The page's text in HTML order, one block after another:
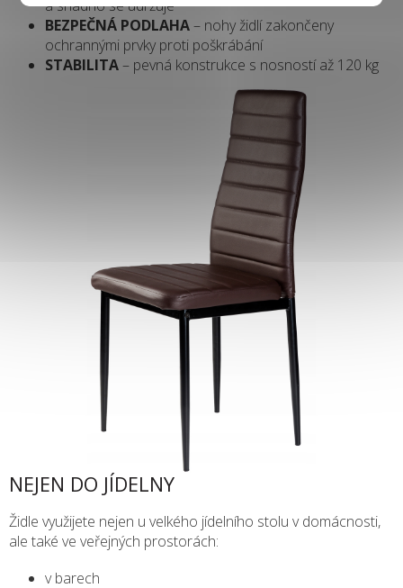
a snadno se udržuje
BEZPEČNÁ PODLAHA– nohy židlí zakončeny
ochrannými prvky proti poškrábání
STABILITA– pevná konstrukce s nosností až 120 kg
NEJEN DO JÍDELNY
Židle využijete nejen u velkého jídelního stolu v domácnosti,
ale také ve veřejných prostorách:
v barech